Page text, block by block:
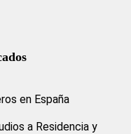
en España
a Residencia y